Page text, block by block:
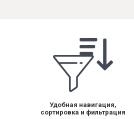
Удобная навигация,
сортировка и фильтрация